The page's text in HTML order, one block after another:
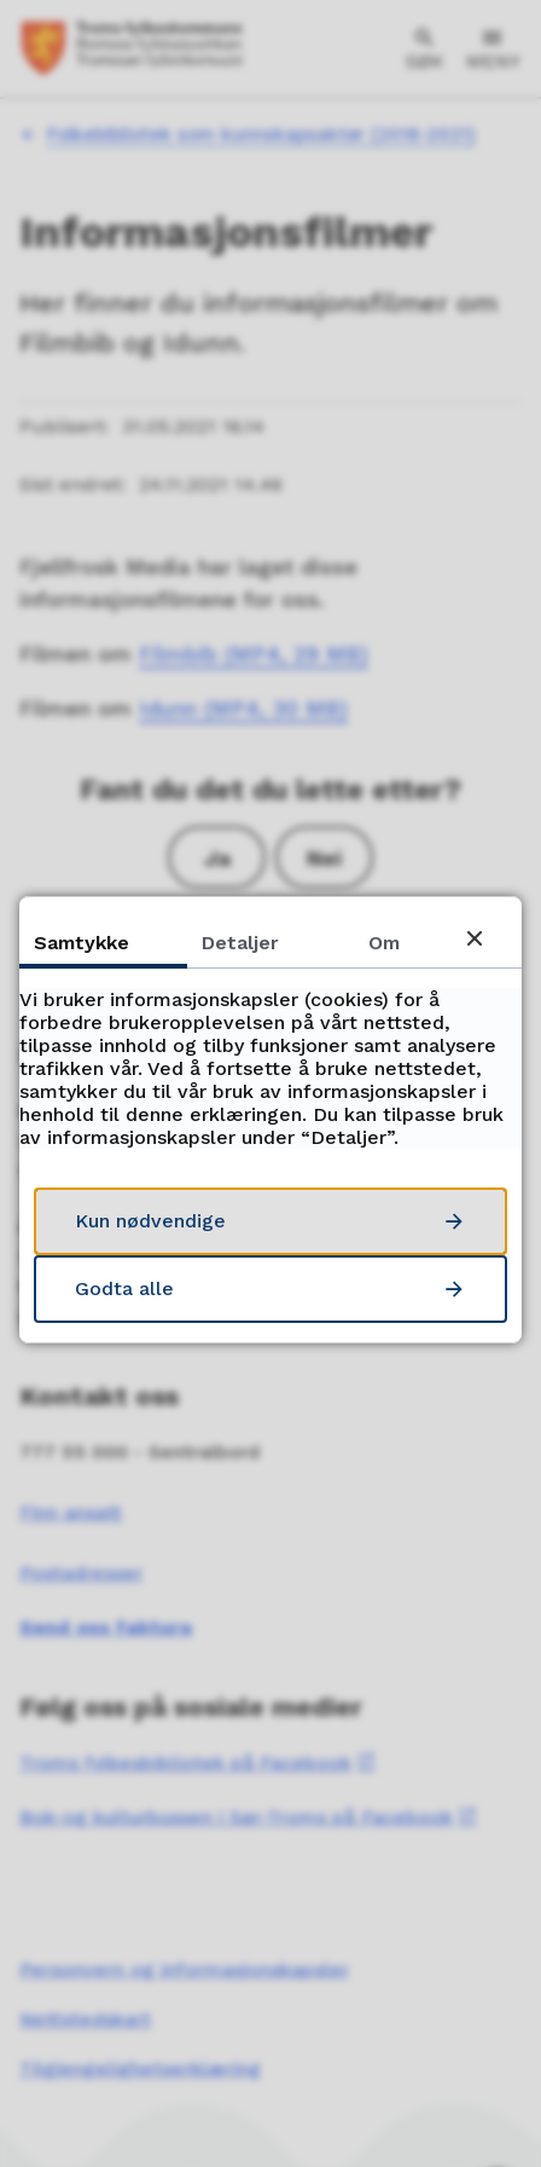
SØK MENY
Du
Folkebibliotek som kunnskapsaktør (2018-2021)
Informasjonsfilmer
Her finner du informasjonsfilmer om
Filmbib og Idunn.
Publisert 31.05.2021 16.14
Sist endret 24.11.2021 14.46
Fjellfrosk Media har laget disse
informasjonsfilmene for oss.
Filmen om Filmbib (MP4, 29 MB)
Filmen om Idunn (MP4, 30 MB)
Fant du det du lette etter?
Ja Nei
Her finner du oss
Besøksadresser
Strandvegen 13
Åpningstid
Mandag - fredag
kl.08.00 - 15.45 (fra 15. september til 15. mai)
kl. 08.00 - 15.00 (fra 15. mai til 15. september)
Kontakt oss
777 55 000 - Sentralbord
Finn ansatt
Postadresser
Send oss faktura
Følg oss på sosiale medier
Troms fylkesbibliotek på Facebook
Bok-og kulturbussen i Sør-Troms på Facebook
Personvern og informasjonskapsler
Nettstedskart
Tilgjengelighetserklæring
Samtykke Detaljer Om
Vi bruker informasjonskapsler (cookies) for å
forbedre brukeropplevelsen på vårt nettsted,
tilpasse innhold og tilby funksjoner samt analysere
trafikken vår. Ved å fortsette å bruke nettstedet,
samtykker du til vår bruk av informasjonskapsler i
henhold til denne erklæringen. Du kan tilpasse bruk
av informasjonskapsler under “Detaljer”.
Kun nødvendige
Godta alle